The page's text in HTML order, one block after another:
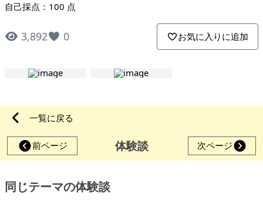
自己採点：100 点
3,892 0 お気に入りに追加
一覧に戻る
前ページ 体験談 次ページ
同じテーマの体験談